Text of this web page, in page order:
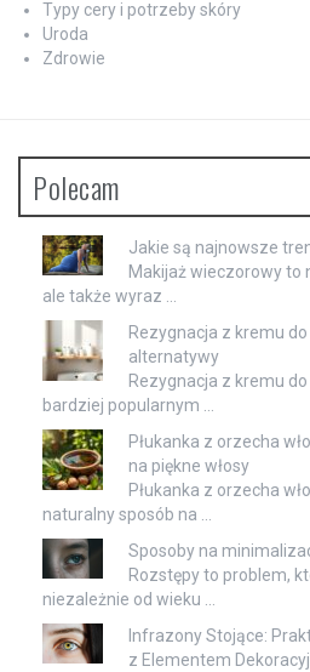
Typy cery i potrzeby skóry
Uroda
Zdrowie
Polecam
Jakie są najnowsze
Makijaż wieczorowy to
ale także wyraz …
Rezygnacja z kremu
alternatywy
Rezygnacja z kremu
bardziej popularnym …
Płukanka z orzecha
na piękne włosy
Płukanka z orzecha
naturalny sposób na …
Sposoby na
Rozstępy to problem,
niezależnie od wieku …
Infrazony Stojące:
z Elementem